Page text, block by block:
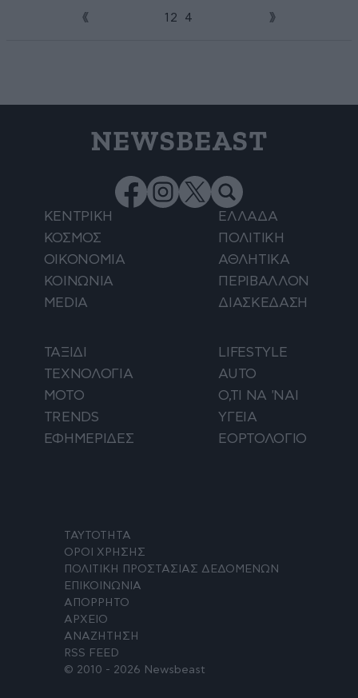
1 2 4
NEWSBEAST
ΚΕΝΤΡΙΚΗ
ΕΛΛΑΔΑ
ΚΟΣΜΟΣ
ΠΟΛΙΤΙΚΗ
ΟΙΚΟΝΟΜΙΑ
ΑΘΛΗΤΙΚΑ
ΚΟΙΝΩΝΙΑ
ΠΕΡΙΒΑΛΛΟΝ
MEDIA
ΔΙΑΣΚΕΔΑΣΗ
ΤΑΞΙΔΙ
LIFESTYLE
ΤΕΧΝΟΛΟΓΙΑ
AUTO
ΜΟΤΟ
Ο,ΤΙ ΝΑ 'ΝΑΙ
TRENDS
ΥΓΕΙΑ
ΕΦΗΜΕΡΙΔΕΣ
ΕΟΡΤΟΛΟΓΙΟ
ΤΑΥΤΟΤΗΤΑ
ΟΡΟΙ ΧΡΗΣΗΣ
ΠΟΛΙΤΙΚΗ ΠΡΟΣΤΑΣΙΑΣ ΔΕΔΟΜΕΝΩΝ
ΕΠΙΚΟΙΝΩΝΙΑ
ΑΠΟΡΡΗΤΟ
ΑΡΧΕΙΟ
ΑΝΑΖΗΤΗΣΗ
RSS FEED
© 2010 - 2026 Newsbeast